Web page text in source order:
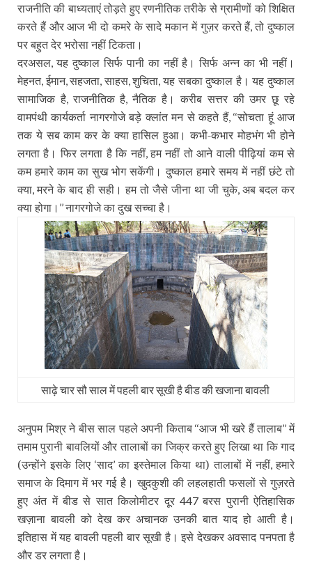
राजनीति की बाध्यताएं तोड़ते हुए रणनीतिक तरीके से ग्रामीणों को शिक्षित
करते हैं और आज भी दो कमरे के सादे मकान में गुज़र करते हैं,तो दुष्काल
पर बहुत देर भरोसा नहीं टिकता।
दरअसल,यह दुष्काल सिर्फ पानी का नहीं है। सिर्फ अन्न का भी नहीं।
मेहनत,ईमान,सहजता,साहस,शुचिता,यह सबका दुष्काल है। यह दुष्काल
सामाजिक है,राजनीतिक है,नैतिक है। करीब सत्तर की उमर छू रहे
वामपंथी कार्यकर्ता नागरगोजे बड़े क्लांत मन से कहते हैं, ‘‘सोचता हूं आज
तक ये सब काम कर के क्या हासिल हुआ। कभी-कभार मोहभंग भी होने
लगता है। फिर लगता है कि नहीं,हम नहीं तो आने वाली पीढ़ियां कम से
कम हमारे काम का सुख भोग सकेंगी। दुष्काल हमारे समय में नहीं छंटे तो
क्या,मरने के बाद ही सही। हम तो जैसे जीना था जी चुके, अब बदल कर
क्या होगा। ’’नागरगोजे का दुख सच्चा है।
साढ़े चार सौ साल में पहली बार सूखी है बीड की खजाना बावली
अनुपम मिश्र ने बीस साल पहले अपनी किताब‘‘आज भी खरे हैं तालाब’’में
तमाम पुरानी बावलियों और तालाबों का जिक्र करते हुए लिखा था कि गाद
(उन्होंने इसके लिए ‘साद’का इस्तेमाल किया था) तालाबों में नहीं,हमारे
समाज के दिमाग में भर गई है। खुदकुशी की लहलहाती फसलों से गुज़रते
हुए अंत में बीड से सात किलोमीटर दूर 447बरस पुरानी ऐतिहासिक
खज़ाना बावली को देख कर अचानक उनकी बात याद हो आती है।
इतिहास में यह बावली पहली बार सूखी है। इसे देखकर अवसाद पनपता है
और डर लगता है।